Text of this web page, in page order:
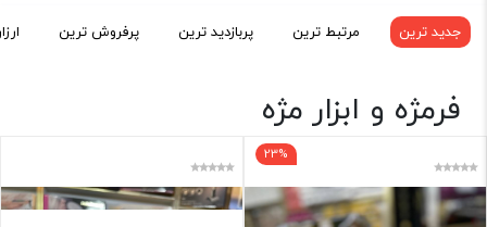
دسته بندی
کیف و ابزار آرایشی
فقط کالاهای موجود
جدید ترین مرتبط ترین پربازدید ترین پرفروش ترین
فرمژه و ابزار مژه
23%